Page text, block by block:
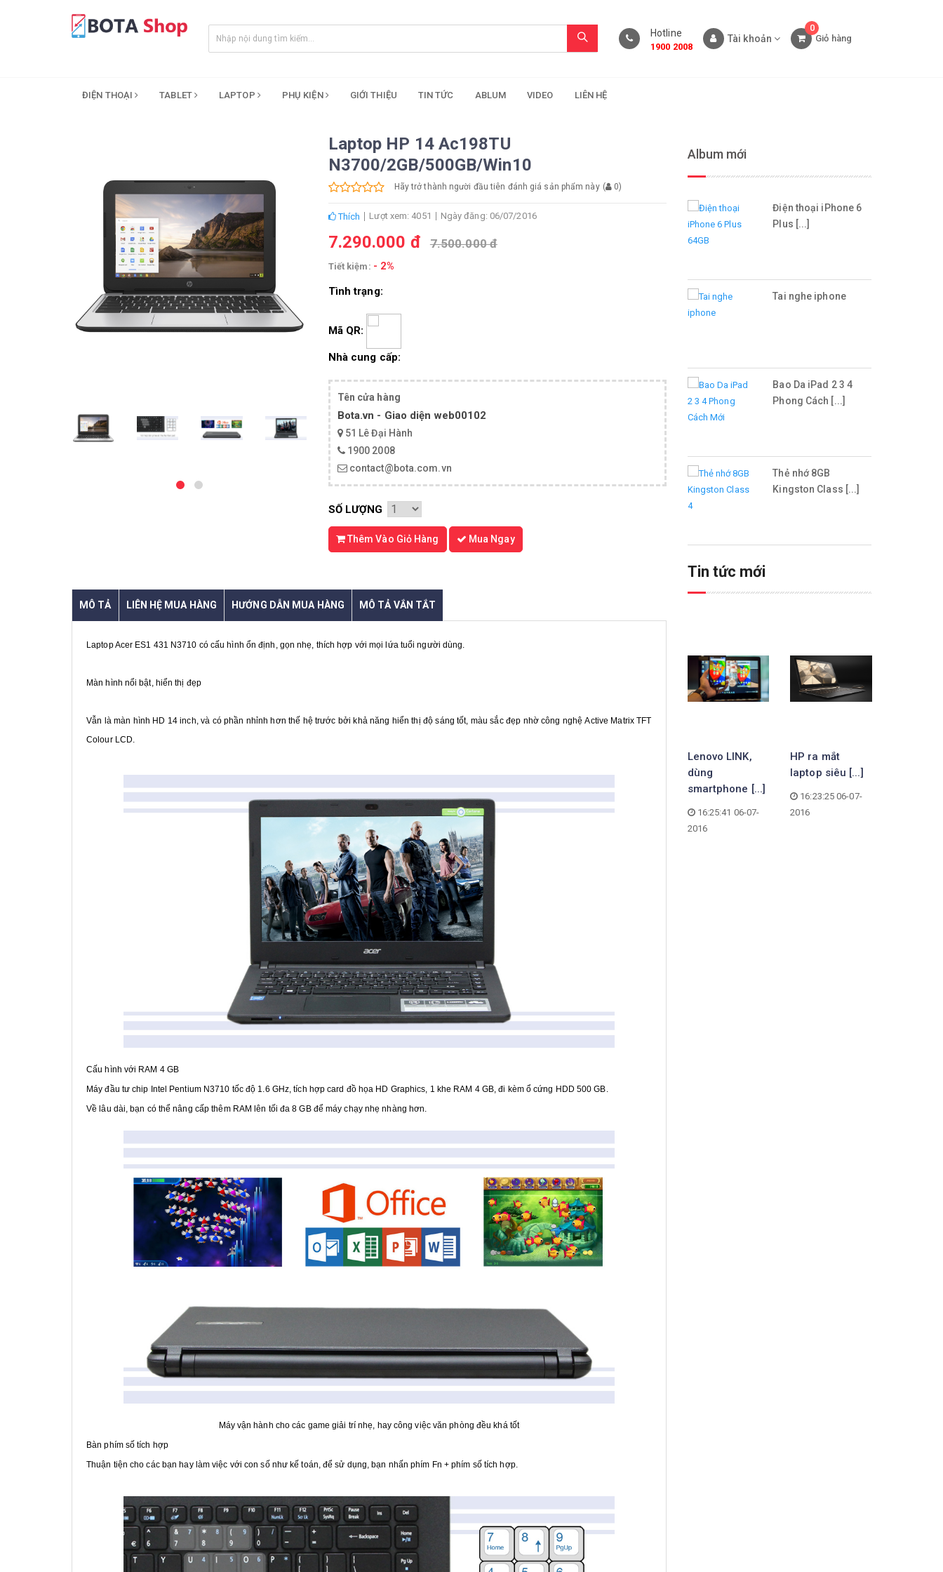
Hotline
1900 2008
Tài khoản
0
Giỏ hàng
ĐIỆN THOẠI TABLET LAPTOP PHỤ KIỆN GIỚI THIỆU TIN TỨC ABLUM VIDEO LIÊN HỆ
Laptop HP 14 Ac198TU
N3700/2GB/500GB/Win10
Hãy trở thành người đầu tiên đánh giá sản phẩm này ( 0)
Thích Lượt xem: 4051 Ngày đăng: 06/07/2016
7.290.000 đ 7.500.000 đ
Tiết kiệm: - 2%
Tình trạng:
Mã QR:
Nhà cung cấp:
Tên cửa hàng
Bota.vn - Giao diện web00102
51 Lê Đại Hành
1900 2008
contact@bota.com.vn
SỐ LƯỢNG
Thêm Vào Giỏ Hàng Mua Ngay
MÔ TẢ LIÊN HỆ MUA HÀNG HƯỚNG DẪN MUA HÀNG MÔ TẢ VẮN TẮT
Laptop Acer ES1 431 N3710 có cấu hình ổn định, gọn nhẹ, thích hợp với mọi lứa tuổi người dùng.
Màn hình nổi bật, hiển thị đẹp
Vẫn là màn hình HD 14 inch, và có phần nhỉnh hơn thế hệ trước bởi khả năng hiển thị độ sáng tốt, màu sắc đẹp nhờ công nghệ Active Matrix TFT
Colour LCD.
Cấu hình với RAM 4 GB
Máy đầu tư chip Intel Pentium N3710 tốc độ 1.6 GHz, tích hợp card đồ họa HD Graphics, 1 khe RAM 4 GB, đi kèm ổ cứng HDD 500 GB.
Về lâu dài, bạn có thể nâng cấp thêm RAM lên tối đa 8 GB để máy chạy nhẹ nhàng hơn.
Máy vận hành cho các game giải trí nhẹ, hay công việc văn phòng đều khá tốt
Bàn phím số tích hợp
Thuận tiện cho các bạn hay làm việc với con số như kế toán, để sử dụng, bạn nhấn phím Fn + phím số tích hợp.
Album mới
Điện thoại iPhone 6
Plus [...]
Tai nghe iphone
Bao Da iPad 2 3 4
Phong Cách [...]
Thẻ nhớ 8GB
Kingston Class [...]
Tin tức mới
giá bán iPhone
[...]
16:15:29 06-07-
phòng khi mua
[...]
10:43:25 12-06-
Lenovo LINK,
dùng
smartphone [...]
16:25:41 06-07-
2016
HP ra mắt
laptop siêu [...]
16:23:25 06-07-
2016